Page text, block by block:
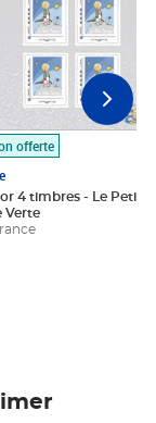
offerte
4 timbres - Le Petit
Verte